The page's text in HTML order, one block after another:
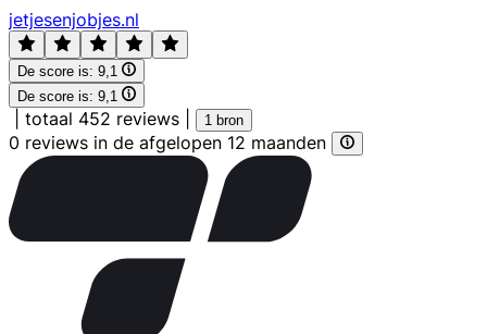
jetjesenjobjes.nl
De score is: 9,1
De score is: 9,1
totaal 452 reviews 1 bron
0 reviews in de afgelopen 12 maanden